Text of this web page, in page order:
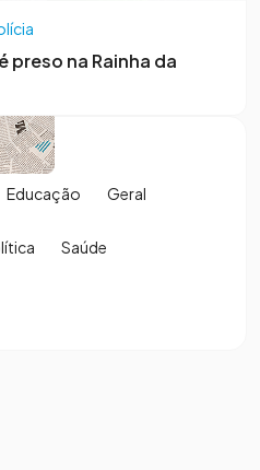
preso na Rainha da
Educação Geral
Saúde